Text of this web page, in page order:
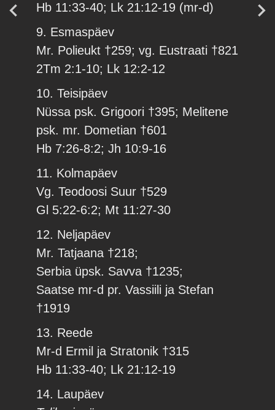
Hb 11:33-40; Lk 21:12-19 (mr-d)
9. Esmaspäev
Mr. Polieukt †259; vg. Eustraati †821
2Tm 2:1-10; Lk 12:2-12
10. Teisipäev
Nüssa psk. Grigoori †395; Melitene
psk. mr. Dometian †601
Hb 7:26-8:2; Jh 10:9-16
11. Kolmapäev
Vg. Teodoosi Suur †529
Gl 5:22-6:2; Mt 11:27-30
12. Neljapäev
Mr. Tatjaana †218;
Serbia üpsk. Savva †1235;
Saatse mr-d pr. Vassiili ja Stefan
†1919
13. Reede
Mr-d Ermil ja Stratonik †315
Hb 11:33-40; Lk 21:12-19
14. Laupäev